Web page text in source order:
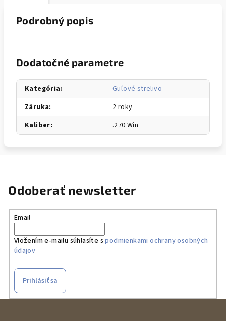
Podrobný popis
Dodatočné parametre
Kategória:
Guľové strelivo
Záruka:
2 roky
Kaliber: .270 Win
Odoberať newsletter
Email
Vložením e-mailu súhlasíte spodmienkami ochrany osobných
údajov
Prihlásiť sa